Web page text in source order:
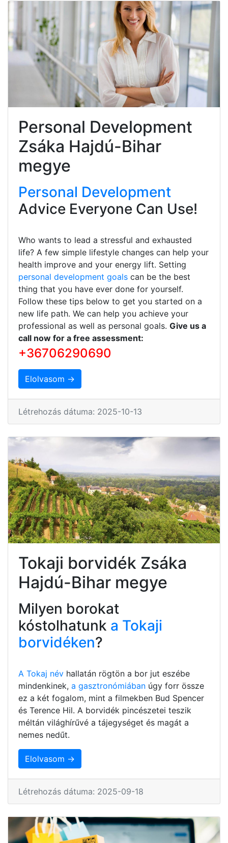
Personal Development
Zsáka Hajdú-Bihar
megye
Personal Development
Advice Everyone Can Use!
Who wants to lead a stressful and exhausted
life? A few simple lifestyle changes can help your
health improve and your energy lift. Setting
personal development goals can be the best
thing that you have ever done for yourself.
Follow these tips below to get you started on a
new life path. We can help you achieve your
professional as well as personal goals. Give us a
call now for a free assessment:
+36706290690
Elolvasom →
Létrehozás dátuma: 2025-10-13
Tokaji borvidék Zsáka
Hajdú-Bihar megye
Milyen borokat
kóstolhatunk a Tokaji
borvidéken?
A Tokaj név hallatán rögtön a bor jut eszébe
mindenkinek, a gasztronómiában úgy forr össze
ez a két fogalom, mint a filmekben Bud Spencer
és Terence Hil. A borvidék pincészetei teszik
méltán világhírűvé a tájegységet és magát a
nemes nedűt.
Elolvasom →
Létrehozás dátuma: 2025-09-18